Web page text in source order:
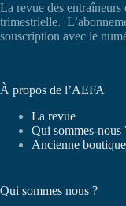
La revue des
trimestrielle.
souscription avec le
À propos de l’AEFA
La revue
Qui sommes-nous
Ancienne boutique
Qui sommes nous ?